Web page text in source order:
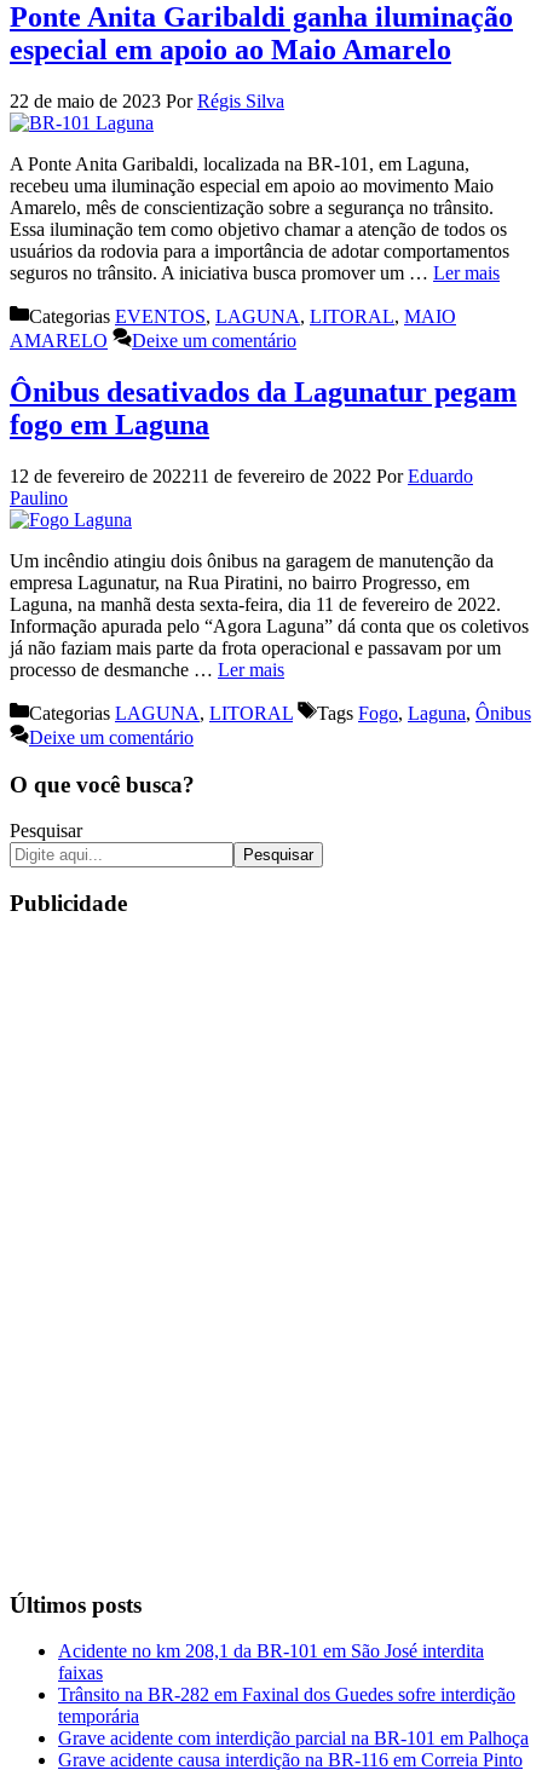
Ponte Anita Garibaldi ganha iluminação
especial em apoio ao Maio Amarelo
22 de maio de 2023 PorRégis Silva
A Ponte Anita Garibaldi, localizada na BR-101, em Laguna,
recebeu uma iluminação especial em apoio ao movimento Maio
Amarelo, mês de conscientização sobre a segurança no trânsito.
Essa iluminação tem como objetivo chamar a atenção de todos os
usuários da rodovia para a importância de adotar comportamentos
seguros no trânsito. A iniciativa busca promover um … Ler mais
Categorias EVENTOS, LAGUNA, LITORAL, MAIO
AMARELO
Deixe um comentário
Ônibus desativados da Lagunatur pegam
fogo em Laguna
12 de fevereiro de 202211 de fevereiro de 2022 PorEduardo
Paulino
Um incêndio atingiu dois ônibus na garagem de manutenção da
empresa Lagunatur, na Rua Piratini, no bairro Progresso, em
Laguna, na manhã desta sexta-feira, dia 11 de fevereiro de 2022.
Informação apurada pelo “Agora Laguna” dá conta que os coletivos
já não faziam mais parte da frota operacional e passavam por um
processo de desmanche … Ler mais
Categorias LAGUNA, LITORAL Tags Fogo, Laguna, Ônibus
Deixe um comentário
O que você busca?
Pesquisar
Pesquisar
Publicidade
Últimos posts
Acidente no km 208,1 da BR-101 em São José interdita
faixas
Trânsito na BR-282 em Faxinal dos Guedes sofre interdição
temporária
Grave acidente com interdição parcial na BR-101 em Palhoça
Grave acidente causa interdição na BR-116 em Correia Pinto